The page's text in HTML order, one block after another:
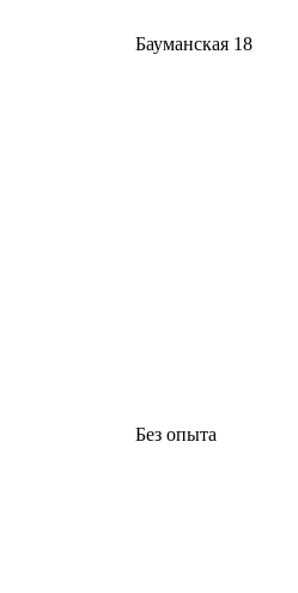
Бауманская 18
Без опыта